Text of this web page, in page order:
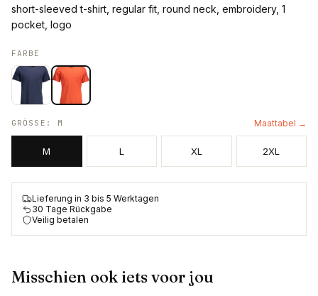
short-sleeved t-shirt, regular fit, round neck, embroidery, 1
pocket, logo
FARBE
GRÖSSE : M Maattabel →
M L XL 2XL
Lieferung in 3 bis 5 Werktagen
30 Tage Rückgabe
Veilig betalen
Misschien ook iets voor jou